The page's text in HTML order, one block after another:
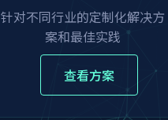
针对不同行业的定制化解决方
案和最佳实践
查看方案